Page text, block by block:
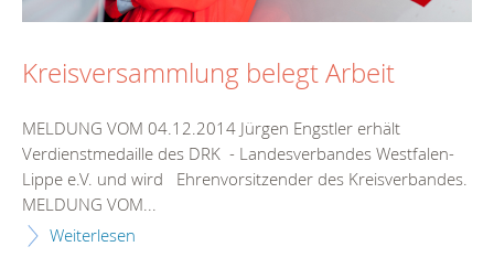
Kreisversammlung belegt Arbeit
MELDUNG VOM 04.12.2014 Jürgen Engstler erhält
Verdienstmedaille des DRK - Landesverbandes Westfalen-
Lippe e.V. und wird Ehrenvorsitzender des Kreisverbandes.
MELDUNG VOM...
Weiterlesen